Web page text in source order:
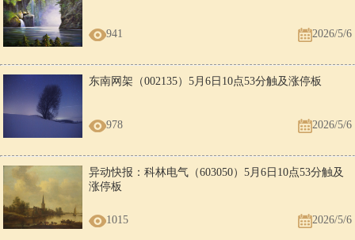
941 2026/5/6
东南网架（002135）5月6日10点53分触及涨停板
978 2026/5/6
异动快报：科林电气（603050）5月6日10点53分触及
涨停板
1015 2026/5/6